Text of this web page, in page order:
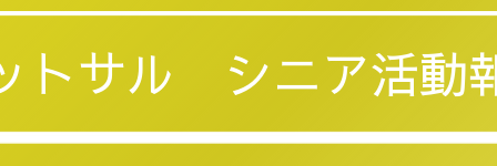
トサル シニア活動